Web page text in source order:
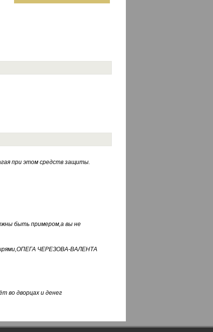
при этом средств защиты.
быть примером,а вы не
ЧЕРЕЗОВА-ВАЛЕНТА
во дворцах и денег